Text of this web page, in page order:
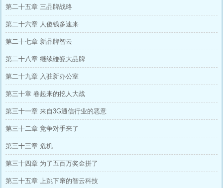
第二十五章 三品牌战略
第二十六章 人傻钱多速来
第二十七章 新品牌智云
第二十八章 继续碰瓷大品牌
第二十九章 入驻新办公室
第三十章 卷起来的挖人大战
第三十一章 来自3G通信行业的恶意
第三十二章 竞争对手来了
第三十三章 危机
第三十四章 为了五百万奖金拼了
第三十五章 上跳下窜的智云科技